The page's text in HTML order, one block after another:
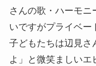
さんの歌・ハーモニ
いですがプライベー
子どもたちは辺見さ
よ」と微笑ましい